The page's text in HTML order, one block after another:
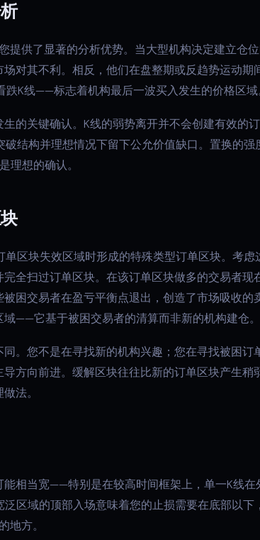
提供了显著的分析优势。当大型机构决定建立仓
对其不利。相反，他们在盘整期或反趋势运动期
K线——标志着机构最后一波买入发生的价格区域
的关键确认。K线的弱势离开并不会创建有效的
破结构并理想情况下留下公允价值缺口。置换的
理想的确认。
单区块失效区域时形成的特殊类型订单区块。考虑
全扫过订单区块。在该订单区块做多的交易者现
困交易者在盈亏平衡点退出，创造了市场吸收
——它基于被困交易者的清算而非新的机构建仓。
。您不是在寻找新的机构兴趣；您在寻找被困订
方向前进。缓解区块往往比新的订单区块产生稍
法。
能相当宽——特别是在较高时间框架上，单一K线
区域的顶部入场意味着您的止损需要在底部以
地方。